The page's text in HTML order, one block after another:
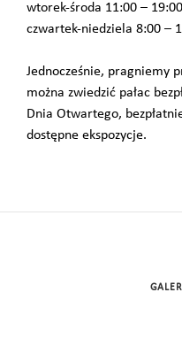
wtorek-środa 11:00 – 19:00
czwartek-niedziela 8:00 –
Jednocześnie, pragniemy
można zwiedzić pałac
Dnia Otwartego,
dostępne ekspozycje.